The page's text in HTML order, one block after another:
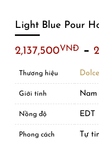
Light Blue Pour
2,137,500VNĐ –
Thương hiệu
Giới tính Nam
Nồng độ EDT
Phong cách Tự